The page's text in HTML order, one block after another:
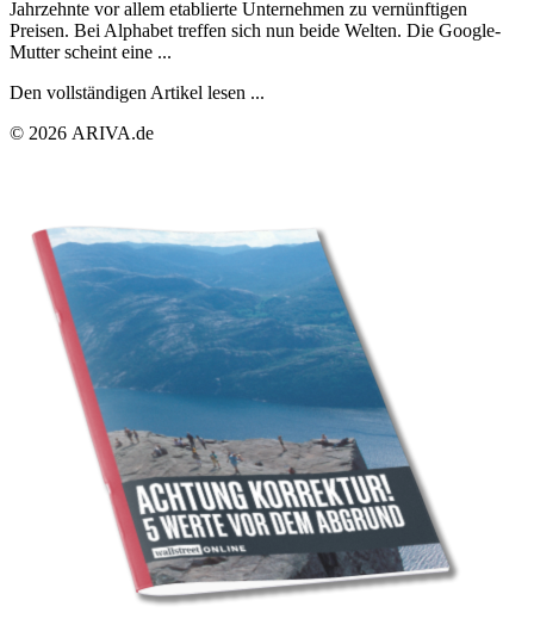
Jahrzehnte vor allem etablierte Unternehmen zu vernünftigen
Preisen. Bei Alphabet treffen sich nun beide Welten. Die Google-
Mutter scheint eine ...
Den vollständigen Artikel lesen ...
© 2026 ARIVA.de